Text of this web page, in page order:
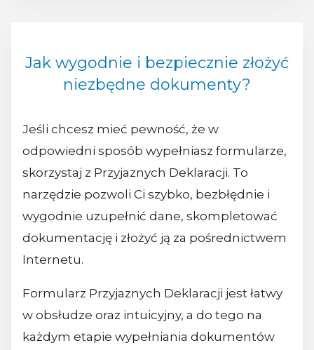
Jak wygodnie i bezpiecznie złożyć
niezbędne dokumenty?
Jeśli chcesz mieć pewność, że w
odpowiedni sposób wypełniasz formularze,
skorzystaj z Przyjaznych Deklaracji. To
narzędzie pozwoli Ci szybko, bezbłędnie i
wygodnie uzupełnić dane, skompletować
dokumentację i złożyć ją za pośrednictwem
Internetu.
Formularz Przyjaznych Deklaracji jest łatwy
w obsłudze oraz intuicyjny, a do tego na
każdym etapie wypełniania dokumentów